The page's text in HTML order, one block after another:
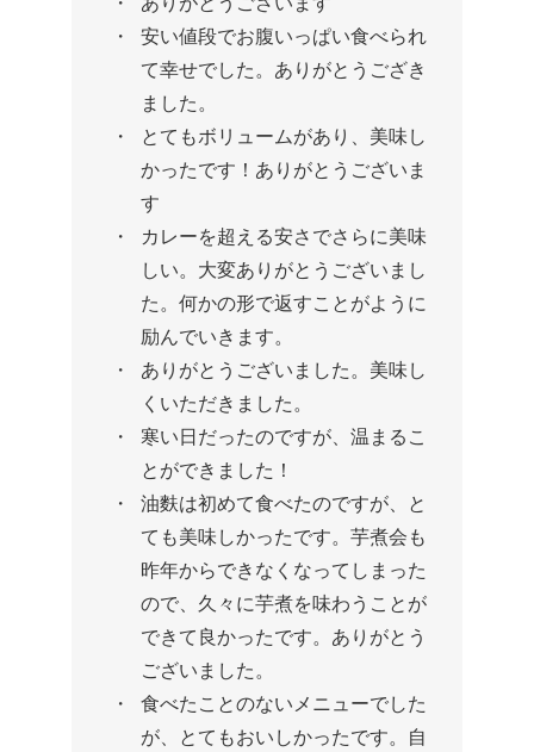
安い値段でお腹いっぱい食べられ
て幸せでした。ありがとうござき
ました。
とてもボリュームがあり、美味し
かったです！ありがとうございま
す
カレーを超える安さでさらに美味
しい。大変ありがとうございまし
た。何かの形で返すことがように
励んでいきます。
ありがとうございました。美味し
くいただきました。
寒い日だったのですが、温まるこ
とができました！
油麩は初めて食べたのですが、と
ても美味しかったです。芋煮会も
昨年からできなくなってしまった
ので、久々に芋煮を味わうことが
できて良かったです。ありがとう
ございました。
食べたことのないメニューでした
が、とてもおいしかったです。自